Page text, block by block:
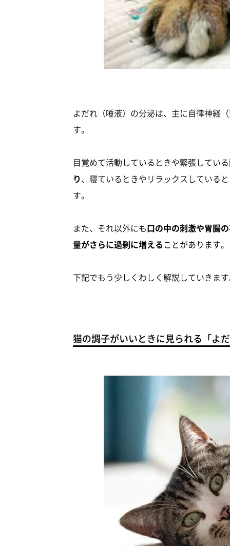
よだれ（唾液）の分泌は、主に自律神経
す。
目覚めて活動しているときや緊張してい
り、寝ているときやリラックスしている
す。
また、それ以外にも口の中の刺激や胃腸
量がさらに過剰に増える ことがあります。
下記でもう少しくわしく解説していきま
猫の調子がいいときに見られる「よ